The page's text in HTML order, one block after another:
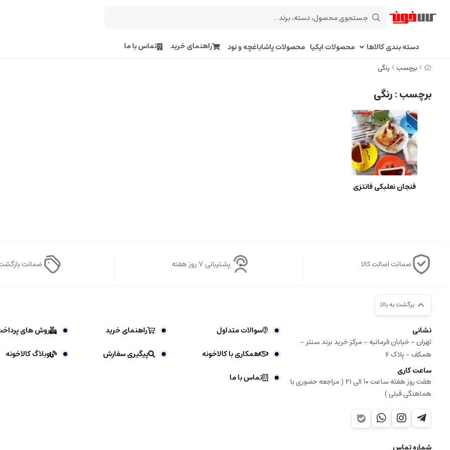
دسته بندی کالاها محصولات ایکیا محصولات پاشاباغچه و نود راهنمای خرید تماس با ما
برچسب رنگی
برچسب: رنگی
فنجان نعلبکی فانتزی
ضمانت اصالت کالا پشتیبانی ۷ روز هفته ضمانت
برگشت به بالا
نشانی
تهران - خیابان فرمانیه - مرکز خرید برند سنتر -
همکف - پلاک ۶
ساعت کاری
هفت روز هفته ساعت ۱۰ الی ۲۱ ( مراجعه حضوری با
هماهنگی قبلی )
شماره تماس
سوالات متداول راهنمای خرید
روش های
همکاری با کالاخونه
پیگیری سفارش
وبلاگ کالاخونه
تماس با ما